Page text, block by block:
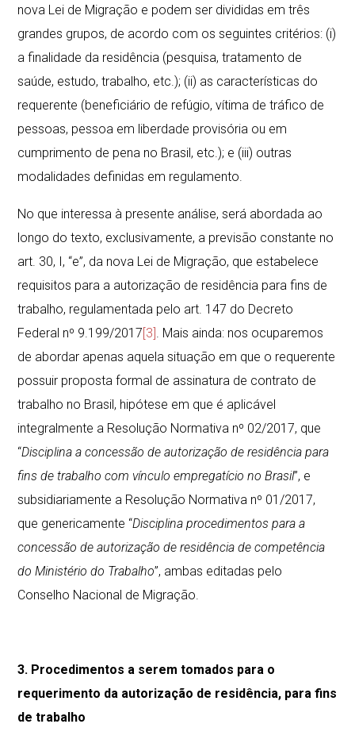
nova Lei de Migração e podem ser divididas em três
grandes grupos, de acordo com os seguintes critérios: (i)
a finalidade da residência (pesquisa, tratamento de
saúde, estudo, trabalho, etc.); (ii) as características do
requerente (beneficiário de refúgio, vítima de tráfico de
pessoas, pessoa em liberdade provisória ou em
cumprimento de pena no Brasil, etc.); e (iii) outras
modalidades definidas em regulamento.
No que interessa à presente análise, será abordada ao
longo do texto, exclusivamente, a previsão constante no
art. 30, I, “e”, da nova Lei de Migração, que estabelece
requisitos para a autorização de residência para fins de
trabalho, regulamentada pelo art. 147 do Decreto
Federal nº 9.199/2017[3]. Mais ainda: nos ocuparemos
de abordar apenas aquela situação em que o requerente
possuir proposta formal de assinatura de contrato de
trabalho no Brasil, hipótese em que é aplicável
integralmente a Resolução Normativa nº 02/2017, que
“Disciplina a concessão de autorização de residência para
fins de trabalho com vínculo empregatício no Brasil”, e
subsidiariamente a Resolução Normativa nº 01/2017,
que genericamente “Disciplina procedimentos para a
concessão de autorização de residência de competência
do Ministério do Trabalho”, ambas editadas pelo
Conselho Nacional de Migração.
3. Procedimentos a serem tomados para o
requerimento da autorização de residência, para fins
de trabalho